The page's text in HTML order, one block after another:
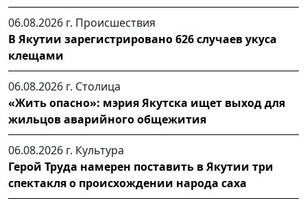
06.08.2026 г. Происшествия
В Якутии зарегистрировано 626 случаев укуса
клещами
06.08.2026 г. Столица
«Жить опасно»: мэрия Якутска ищет выход для
жильцов аварийного общежития
06.08.2026 г. Культура
Герой Труда намерен поставить в Якутии три
спектакля о происхождении народа саха